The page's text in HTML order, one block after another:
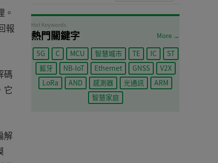
報
碼
它
解
Hot Keywords
熱門關鍵字 More →
5G C MCU 智慧城市 TE IC
ST
藍牙
NB-IoT Ethernet GNSS
V2X
LoRa
AND 感測器 光通訊
ARM
智慧家庭